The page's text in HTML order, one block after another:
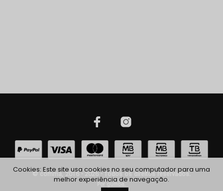
© comma, 2016 - 2026 - Todos os direitos reservados.
Cookies: Este site usa cookies no seu computador para uma
melhor experiência de navegação.